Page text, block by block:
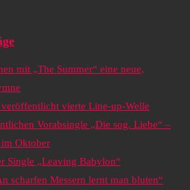
mit „The Summer“ eine neue,
vierte Line-up-Welle
Vorabsingle „Die sog. Liebe“ –
Oktober
Single „Leaving Babylon“
scharfen Messern lernt man bluten“